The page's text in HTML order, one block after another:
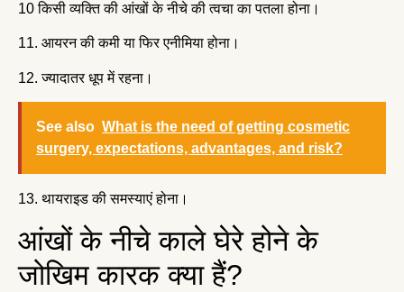
10 किसी व्यक्ति की आंखों के नीचे की त्वचा का पतला होना।
11. आयरन की कमी या फिर एनीमिया होना।
12. ज्यादातर धूप में रहना।
See also What is the need of getting cosmetic
surgery, expectations, advantages, and risk?
13. थायराइड की समस्याएं होना।
आंखों के नीचे काले घेरे होने के
जोखिम कारक क्या हैं?